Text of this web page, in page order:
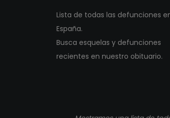
Lista de todas las defunciones
España.
Busca esquelas y defunciones
recientes en nuestro obituario.